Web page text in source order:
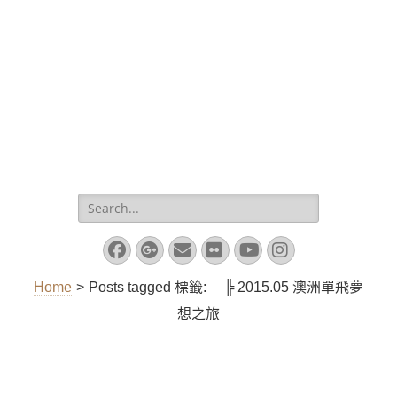
Search
for:
Facebook
Googleplus
EmailFlickrYouTube
Instagram
Home > Posts tagged 標籤:
╠ 2015.05 澳洲單飛夢
想之旅